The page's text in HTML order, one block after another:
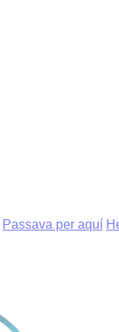
Passava per aquí